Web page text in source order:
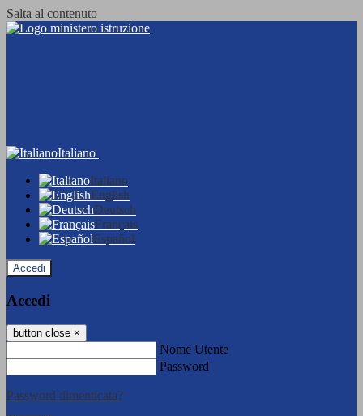
Salta al contenuto
Italiano
Italiano
English
Deutsch
Français
Español
Accedi
Accedi
button close ×
Nome Utente
Password
Password dimenticata?